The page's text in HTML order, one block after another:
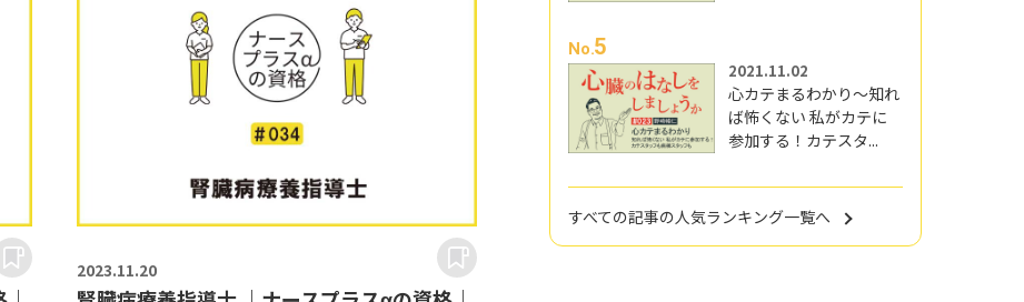
2023.11.20
No.5
2021.11.02
心カテまるわかり～知れ
ば怖くない 私がカテに
参加する！カテスタ...
すべての記事の人気ランキング一覧へ